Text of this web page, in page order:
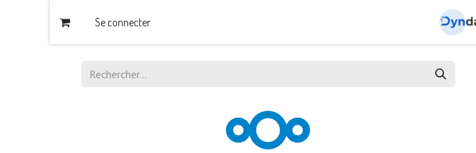
Se connecter